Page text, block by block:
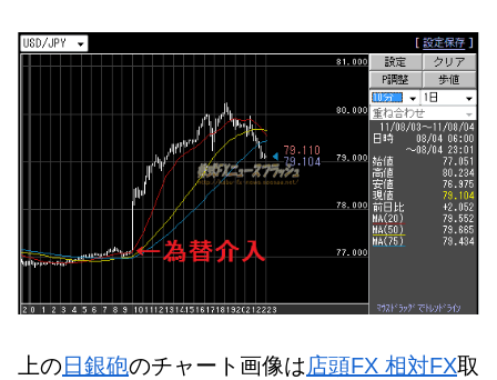
上の 日銀砲のチャート画像は 店頭FX 相対FX取